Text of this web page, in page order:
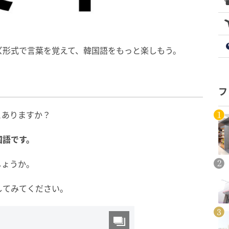
式で言葉を覚えて、韓国語をもっと楽しもう。
りますか？
語です。
うか。
みてください。